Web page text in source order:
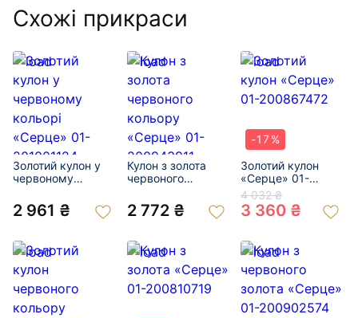
Схожі прикраси
Золотий кулон у
червоному
01-201001124
2 961 ₴
Кулон з золота
червоного
01-200943911
2 772 ₴
-17%
Золотий кулон
«Серце» 01-
200867472
4 032 ₴
3 360 ₴